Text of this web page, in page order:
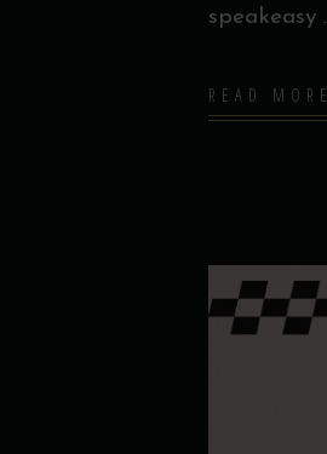
speakeasy
READ MORE